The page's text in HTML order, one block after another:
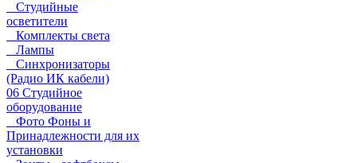
Студийные
осветители
Комплекты света
Лампы
Синхронизаторы
(Радио ИК кабели)
06 Студийное
оборудование
Фото Фоны и
Принадлежности для их
установки